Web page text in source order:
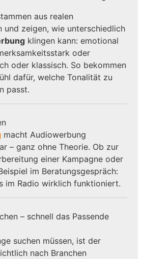
aus realen
und zeigen, wie unterschiedlich
klingen kann: emotional
oder
oder klassisch. So bekommen
dafür, welche Tonalität zu
passt.
macht Audiowerbung
– ganz ohne Theorie. Ob zur
einer Kampagne oder
im Beratungsgespräch:
im Radio wirklich funktioniert.
– schnell das Passende
suchen müssen, ist der
nach Branchen